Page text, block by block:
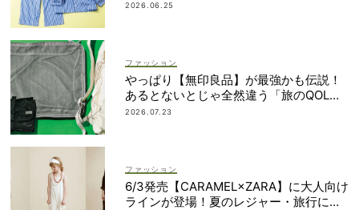
2026.06.25
ファッション
やっぱり【無印良品】が最強かも伝説！
あるとないとじゃ全然違う「旅のQOL爆
上げアイテム」
2026.07.23
ファッション
6/3発売【CARAMEL×ZARA】に大人向け
ラインが登場！夏のレジャー・旅行にも